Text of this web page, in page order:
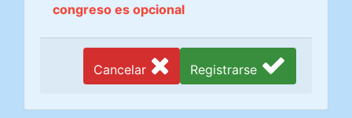
congreso es opcional
Registrarse
Cancelar